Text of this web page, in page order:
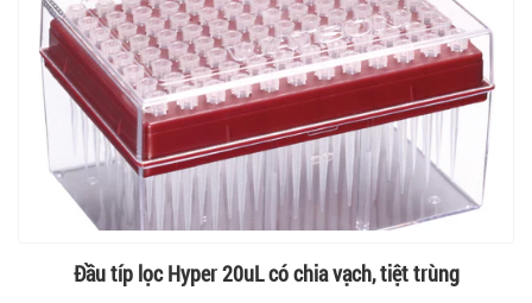
Đầu típ lọc Hyper 20uL có chia vạch, tiệt trùng